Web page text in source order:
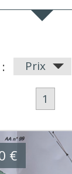
Prix
1
€